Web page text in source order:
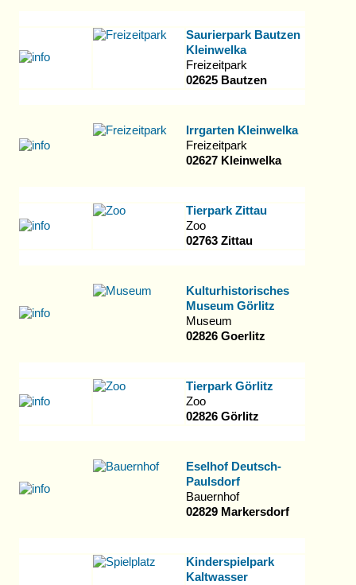
Saurierpark Bautzen
Kleinwelka
Freizeitpark
02625 Bautzen
Irrgarten Kleinwelka
Freizeitpark
02627 Kleinwelka
Tierpark Zittau
Zoo
02763 Zittau
Kulturhistorisches
Museum Görlitz
Museum
02826 Goerlitz
Tierpark Görlitz
Zoo
02826 Görlitz
Eselhof Deutsch-
Paulsdorf
Bauernhof
02829 Markersdorf
Kinderspielpark
Kaltwasser